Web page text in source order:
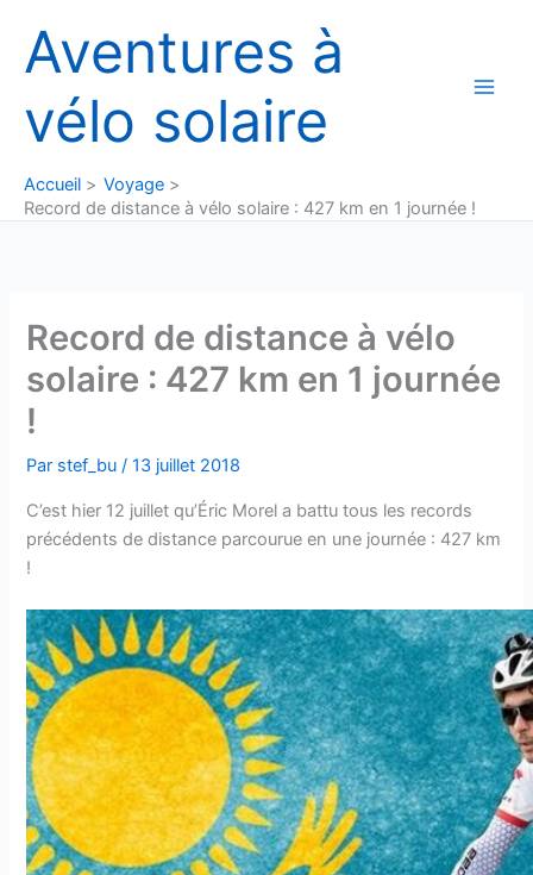
contenu
Aventures à
vélo solaire
Accueil
Voyage
Record de distance à vélo solaire : 427 km en 1 journée !
Record de distance à vélo
solaire : 427 km en 1 journée
!
Par stef_bu/13 juillet 2018
C’est hier 12 juillet qu’Éric Morel a battu tous les records
précédents de distance parcourue en une journée : 427 km
!